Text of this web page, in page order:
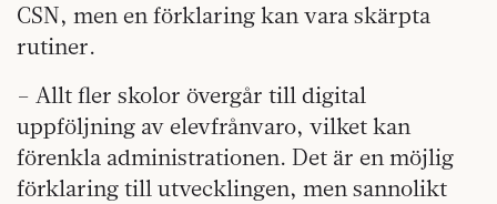
CSN, men en förklaring kan vara skärpta
rutiner.
– Allt fler skolor övergår till digital
uppföljning av elevfrånvaro, vilket kan
förenkla administrationen. Det är en möjlig
förklaring till utvecklingen, men sannolikt